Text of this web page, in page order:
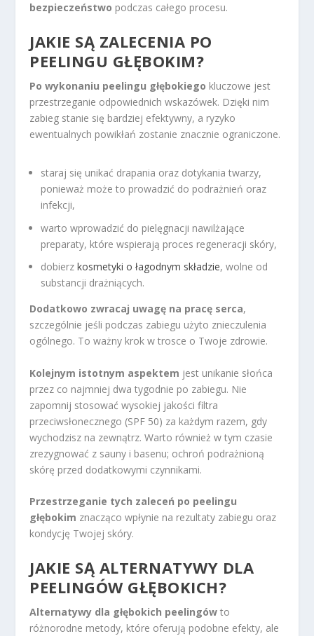
bezpieczeństwo podczas całego procesu.
JAKIE SĄ ZALECENIA PO
PEELINGU GŁĘBOKIM?
Po wykonaniu peelingu głębokiego kluczowe jest
przestrzeganie odpowiednich wskazówek. Dzięki nim
zabieg stanie się bardziej efektywny, a ryzyko
ewentualnych powikłań zostanie znacznie ograniczone.
staraj się unikać drapania oraz dotykania twarzy,
ponieważ może to prowadzić do podrażnień oraz
infekcji,
warto wprowadzić do pielęgnacji nawilżające
preparaty, które wspierają proces regeneracji skóry,
dobierzkosmetyki o łagodnym składzie, wolne od
substancji drażniących.
Dodatkowo zwracaj uwagę na pracę serca,
szczególnie jeśli podczas zabiegu użyto znieczulenia
ogólnego. To ważny krok w trosce o Twoje zdrowie.
Kolejnym istotnym aspektem jest unikanie słońca
przez co najmniej dwa tygodnie po zabiegu. Nie
zapomnij stosować wysokiej jakości filtra
przeciwsłonecznego (SPF 50) za każdym razem, gdy
wychodzisz na zewnątrz. Warto również w tym czasie
zrezygnować z sauny i basenu; ochroń podrażnioną
skórę przed dodatkowymi czynnikami.
Przestrzeganie tych zaleceń po peelingu
głębokim znacząco wpłynie na rezultaty zabiegu oraz
kondycję Twojej skóry.
JAKIE SĄ ALTERNATYWY DLA
PEELINGÓW GŁĘBOKICH?
Alternatywy dla głębokich peelingów to
różnorodne metody, które oferują podobne efekty, ale